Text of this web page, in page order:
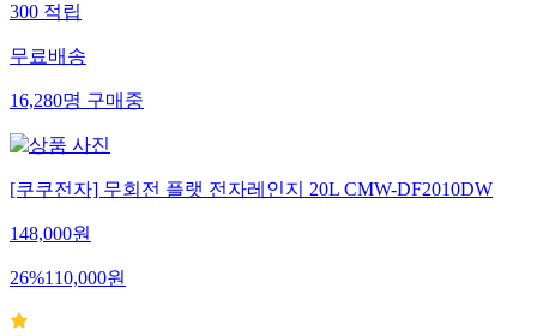
300 적립
무료배송
16,280명 구매중
[쿠쿠전자] 무회전 플랫 전자레인지 20L CMW-DF2010DW
148,000원
26%110,000원